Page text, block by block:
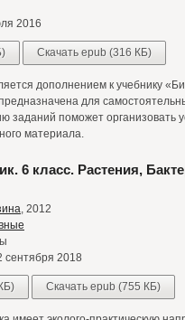
2016
Скачать epub (316 КБ)
дополнением к учебнику
для
заданий поможет организовать
материала.
6 класс. Растения,
, 2012
сентября 2018
Скачать epub (755 КБ)